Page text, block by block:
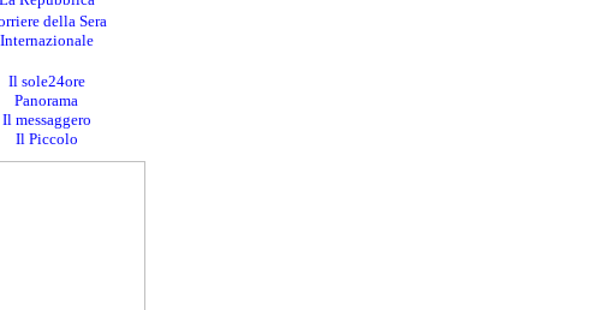
della Sera
Internazionale
Il sole24ore
Panorama
Il messaggero
Il Piccolo